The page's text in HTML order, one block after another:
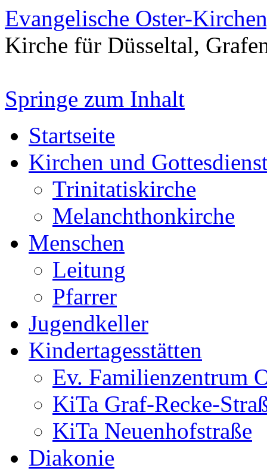
Evangelische Oster-
Kirche für Düsseltal,
Springe zum Inhalt
Startseite
Kirchen und
Trinitatiskirche
Melanchthonkirche
Menschen
Leitung
Pfarrer
Jugendkeller
Kindertagesstätten
Ev. Familienzentrum
KiTa Graf-Recke-
KiTa Neuenhofstraße
Diakonie